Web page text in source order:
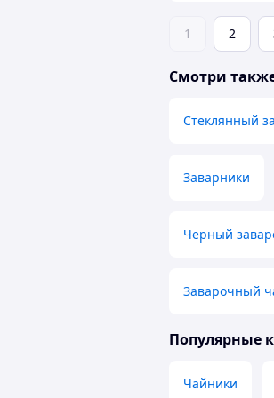
1 2
Смотри
Стеклянный
Заварники
Черный
Заварочный
Популярные
Чайники